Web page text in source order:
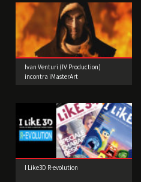
Ivan Venturi (IV Production)
incontra iMasterArt
I Like3D R-evolution